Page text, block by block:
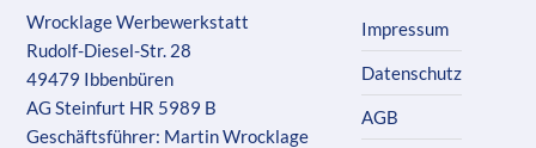
Wrocklage Werbewerkstatt
Rudolf-Diesel-Str. 28
49479 Ibbenbüren
AG Steinfurt HR 5989 B
Geschäftsführer: Martin Wrocklage
Impressum
Datenschutz
AGB